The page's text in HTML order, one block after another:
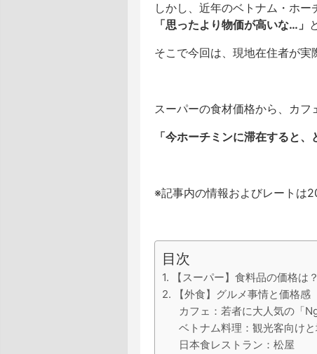
しかし、近年のベトナム・ホー
「思ったより物価が高いな…」
そこで今回は、現地在住者が実
スーパーの食材価格から、カフ
「今ホーチミンに滞在すると
※記事内の情報およびレートは
目次
1. 【スーパー】食料品の価格は？
2. 【外食】グルメ事情と価格感
カフェ：若者に大人気の「
ベトナム料理：観光客向け
日本食レストラン：松屋